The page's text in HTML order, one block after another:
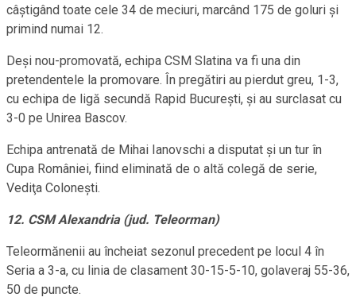
câştigând toate cele 34 de meciuri, marcând 175 de goluri şi
primind numai 12.
Deşi nou-promovată, echipa CSM Slatina va fi una din
pretendentele la promovare. În pregătiri au pierdut greu, 1-3,
cu echipa de ligă secundă Rapid Bucureşti, şi au surclasat cu
3-0 pe Unirea Bascov.
Echipa antrenată de Mihai Ianovschi a disputat şi un tur în
Cupa României, fiind eliminată de o altă colegă de serie,
Vediţa Coloneşti.
12. CSM Alexandria (jud. Teleorman)
Teleormănenii au încheiat sezonul precedent pe locul 4 în
Seria a 3-a, cu linia de clasament 30-15-5-10, golaveraj 55-36,
50 de puncte.